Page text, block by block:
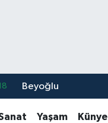
Beyoğlu
Yaşam Künye